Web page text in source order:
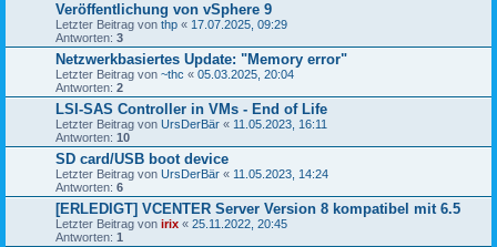
Veröffentlichung von vSphere 9
Letzter Beitrag von thp « 17.07.2025, 09:29
Antworten: 3
Netzwerkbasiertes Update: "Memory error"
Letzter Beitrag von ~thc « 05.03.2025, 20:04
Antworten: 2
LSI-SAS Controller in VMs - End of Life
Letzter Beitrag von UrsDerBär « 11.05.2023, 16:11
Antworten: 10
SD card/USB boot device
Letzter Beitrag von UrsDerBär « 11.05.2023, 14:24
Antworten: 6
[ERLEDIGT] VCENTER Server Version 8 kompatibel mit 6.5
Letzter Beitrag von irix « 25.11.2022, 20:45
Antworten: 1